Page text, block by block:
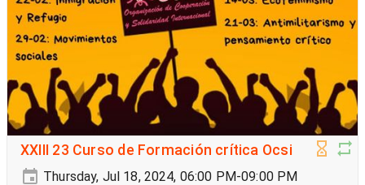
XXIII 23 Curso de Formación crítica Ocsi
Thursday, Jul 18, 2024, 06:00 PM-09:00 PM